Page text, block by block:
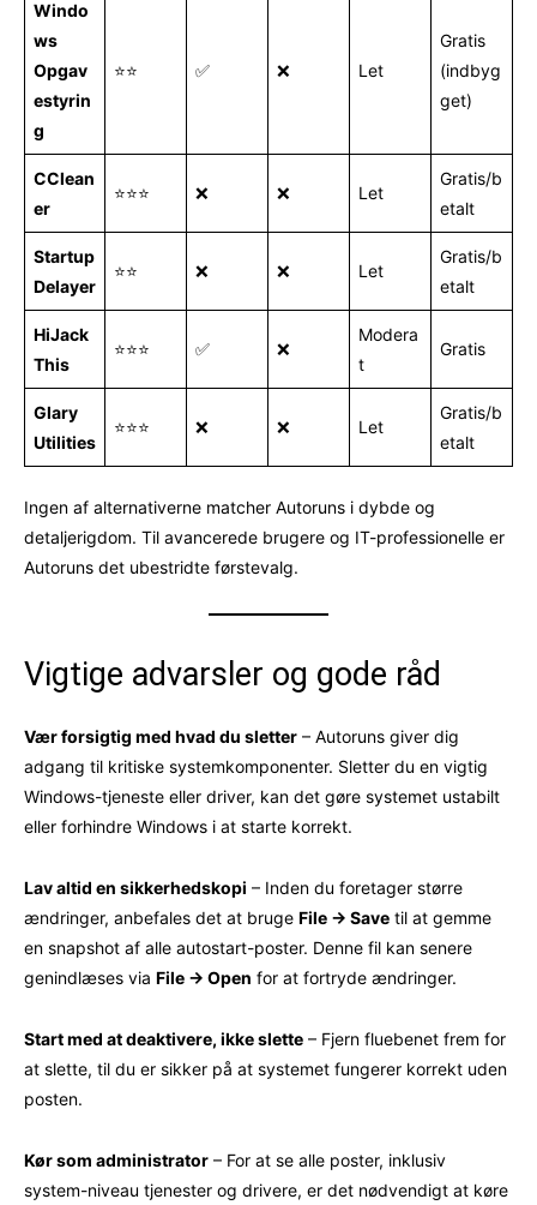
Windo
ws
Opgav
estyrin
g
⭐⭐ ✅ ❌ Let
Gratis
(indbyg
get)
CClean
er
⭐⭐⭐ ❌ ❌ Let
Gratis/b
etalt
Startup
Delayer
⭐⭐ ❌ ❌ Let
Gratis/b
etalt
HiJack
This
⭐⭐⭐ ✅ ❌
Modera
t
Gratis
Glary
Utilities
⭐⭐⭐ ❌ ❌ Let
Gratis/b
etalt
Ingen af alternativerne matcher Autoruns i dybde og
detaljerigdom. Til avancerede brugere og IT-professionelle er
Autoruns det ubestridte førstevalg.
Vigtige advarsler og gode råd
Vær forsigtig med hvad du sletter – Autoruns giver dig
adgang til kritiske systemkomponenter. Sletter du en vigtig
Windows-tjeneste eller driver, kan det gøre systemet ustabilt
eller forhindre Windows i at starte korrekt.
Lav altid en sikkerhedskopi – Inden du foretager større
ændringer, anbefales det at bruge File → Save til at gemme
en snapshot af alle autostart-poster. Denne fil kan senere
genindlæses via File → Open for at fortryde ændringer.
Start med at deaktivere, ikke slette – Fjern fluebenet frem for
at slette, til du er sikker på at systemet fungerer korrekt uden
posten.
Kør som administrator – For at se alle poster, inklusiv
system-niveau tjenester og drivere, er det nødvendigt at køre